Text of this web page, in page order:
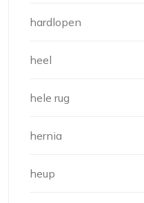
hardlopen
heel
hele rug
hernia
heup